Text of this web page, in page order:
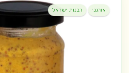
אורגני רבנות ישראל